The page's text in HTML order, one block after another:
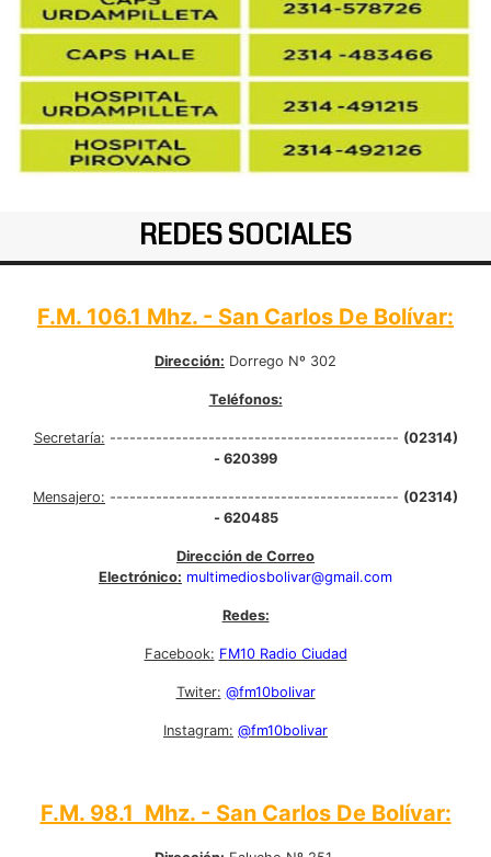
REDES SOCIALES
F.M. 106.1 Mhz. - San Carlos De Bolívar:
Dirección: Dorrego Nº 302
Teléfonos:
Secretaría: -------------------------------------------- (02314)
- 620399
Mensajero: -------------------------------------------- (02314)
- 620485
Dirección de Correo
Electrónico: multimediosbolivar@gmail.com
Redes:
Facebook: FM10 Radio Ciudad
Twiter: @fm10bolivar
Instagram: @fm10bolivar
F.M. 98.1 Mhz. - San Carlos De Bolívar: